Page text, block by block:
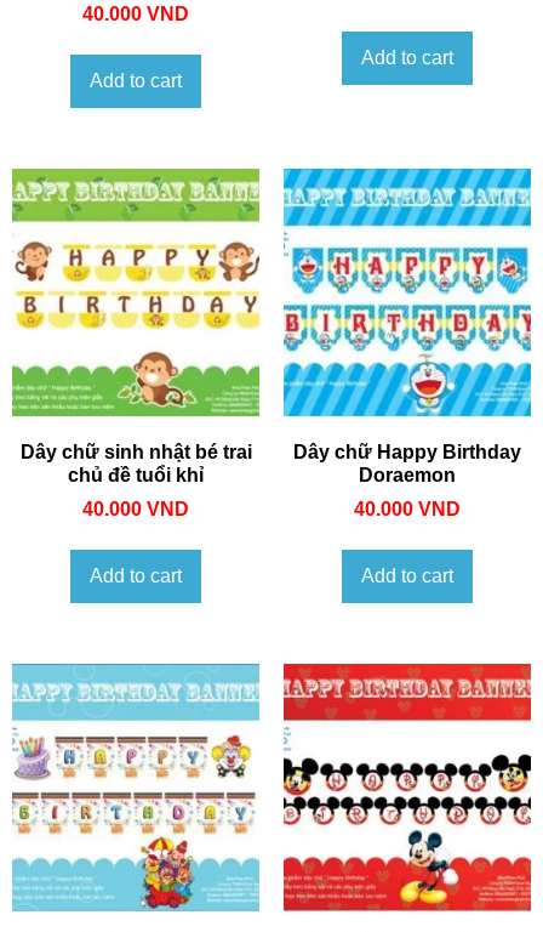
40.000 VND
Add to cart
Add to cart
Dây chữ sinh nhật bé trai
chủ đề tuổi khỉ
40.000 VND
Add to cart
Dây chữ Happy Birthday
Doraemon
40.000 VND
Add to cart